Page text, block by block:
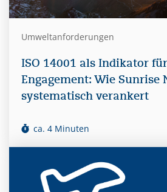
Umweltanforderungen
ISO 14001 als Indikator
Engagement: Wie Sunrise
systematisch verankert
ca. 4 Minuten